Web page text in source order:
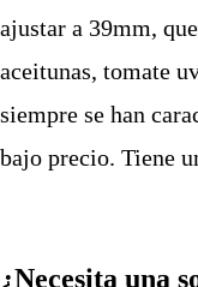
ajustar a 39mm,
aceitunas, tomate
siempre se han
bajo precio. Tiene
¿Necesita una